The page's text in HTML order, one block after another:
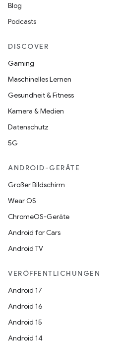
Blog
Podcasts
DISCOVER
Gaming
Maschinelles Lernen
Gesundheit & Fitness
Kamera & Medien
Datenschutz
5G
ANDROID-GERÄTE
Großer Bildschirm
Wear OS
ChromeOS-Geräte
Android for Cars
Android TV
VERÖFFENTLICHUNGEN
Android 17
Android 16
Android 15
Android 14